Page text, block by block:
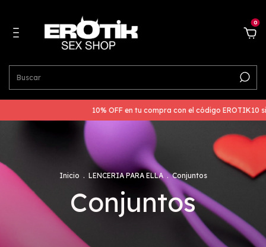
0
10% OFF en tu compra con el código EROTIK10 si nos
Inicio . LENCERIA PARA ELLA . Conjuntos
Conjuntos